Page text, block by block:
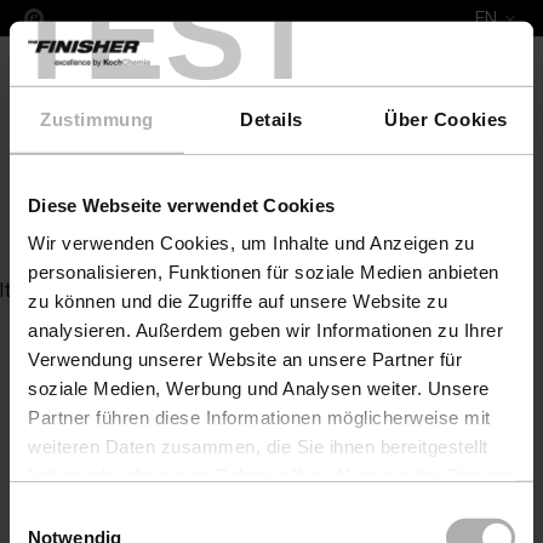
TEST
Zustimmung Details Über Cookies
Diese Webseite verwendet Cookies
Wir verwenden Cookies, um Inhalte und Anzeigen zu
personalisieren, Funktionen für soziale Medien anbieten
zu können und die Zugriffe auf unsere Website zu
analysieren. Außerdem geben wir Informationen zu Ihrer
Verwendung unserer Website an unsere Partner für
soziale Medien, Werbung und Analysen weiter. Unsere
Partner führen diese Informationen möglicherweise mit
weiteren Daten zusammen, die Sie ihnen bereitgestellt
Einstellungen zu den Cookies finden Sie unter
Notwendig
EN
Leather Colour Steinhoff
Item not found